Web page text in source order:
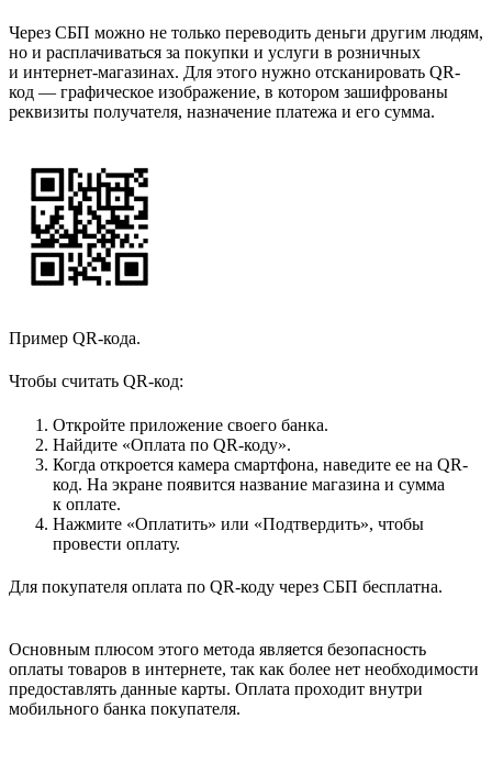
Через СБП можно не только переводить деньги другим людям,
но и расплачиваться за покупки и услуги в розничных
и интернет-магазинах. Для этого нужно отсканировать QR-
код — графическое изображение, в котором зашифрованы
реквизиты получателя, назначение платежа и его сумма.
Пример QR-кода.
Чтобы считать QR-код:
Откройте приложение своего банка.
Найдите «Оплата по QR-коду».
Когда откроется камера смартфона, наведите ее на QR-
код. На экране появится название магазина и сумма
к оплате.
Нажмите «Оплатить» или «Подтвердить», чтобы
провести оплату.
Для покупателя оплата по QR-коду через СБП бесплатна.
Основным плюсом этого метода является безопасность
оплаты товаров в интернете, так как более нет необходимости
предоставлять данные карты. Оплата проходит внутри
мобильного банка покупателя.